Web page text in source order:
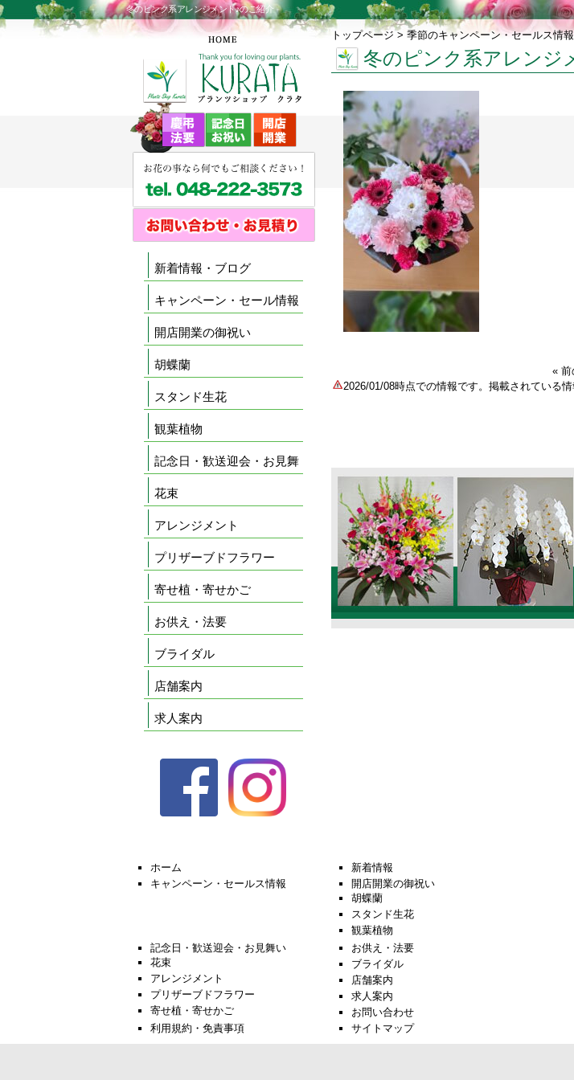
冬のピンク系アレンジメント♪のご紹介
トップページ > 季節のキャンペーン・セールス情報
冬のピンク系アレンジ
« 前
2026/01/08時点での情報です。掲載されている
新着情報・ブログ
キャンペーン・セール情報
開店開業の御祝い
胡蝶蘭
スタンド生花
観葉植物
記念日・歓送迎会・お見舞
花束
アレンジメント
プリザーブドフラワー
寄せ植・寄せかご
お供え・法要
ブライダル
店舗案内
求人案内
ホーム
新着情報
キャンペーン・セールス情報
開店開業の御祝い
胡蝶蘭
スタンド生花
観葉植物
記念日・歓送迎会・お見舞い
花束
アレンジメント
プリザーブドフラワー
寄せ植・寄せかご
お供え・法要
ブライダル
店舗案内
求人案内
お問い合わせ
利用規約・免責事項
サイトマップ